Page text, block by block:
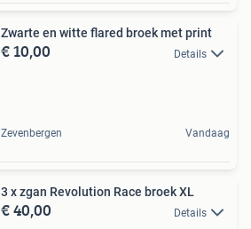
Zwarte en witte flared broek met print
€ 10,00 Details
Zevenbergen Vandaag
3 x zgan Revolution Race broek XL
€ 40,00 Details